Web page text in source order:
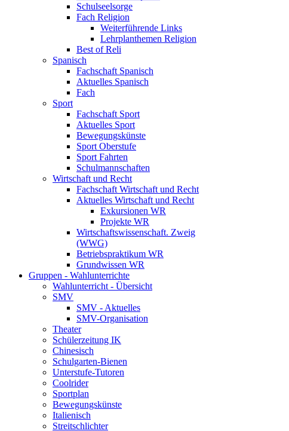
Schulseelsorge
Fach Religion
Weiterführende Links
Lehrplanthemen Religion
Best of Reli
Spanisch
Fachschaft Spanisch
Aktuelles Spanisch
Fach
Sport
Fachschaft Sport
Aktuelles Sport
Bewegungskünste
Sport Oberstufe
Sport Fahrten
Schulmannschaften
Wirtschaft und Recht
Fachschaft Wirtschaft und Recht
Aktuelles Wirtschaft und Recht
Exkursionen WR
Projekte WR
Wirtschaftswissenschaft. Zweig
(WWG)
Betriebspraktikum WR
Grundwissen WR
Gruppen - Wahlunterrichte
Wahlunterricht - Übersicht
SMV
SMV - Aktuelles
SMV-Organisation
Theater
Schülerzeitung IK
Chinesisch
Schulgarten-Bienen
Unterstufe-Tutoren
Coolrider
Sportplan
Bewegungskünste
Italienisch
Streitschlichter